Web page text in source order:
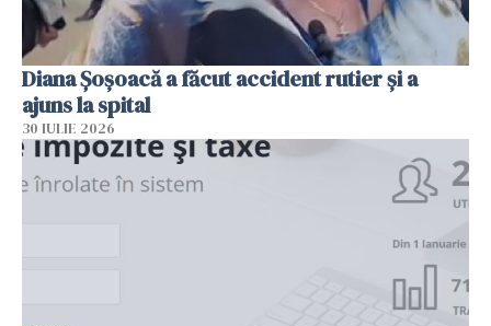
Diana Șoșoacă a făcut accident rutier și a
ajuns la spital
30 IULIE 2026